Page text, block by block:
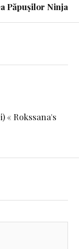
Păpușilor Ninja
« Rokssana's